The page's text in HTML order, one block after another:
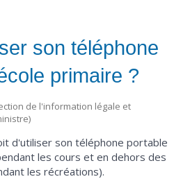
son téléphone
primaire ?
de l'information légale et
d'utiliser son téléphone portable
les cours et en dehors des
les récréations).